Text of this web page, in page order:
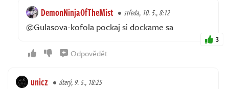
DemonNinjaOfTheMist středa, 10. 5., 8:12
@Gulasova-kofola pockaj si dockame sa
3
Odpovědět
unicz úterý, 9. 5., 18:25